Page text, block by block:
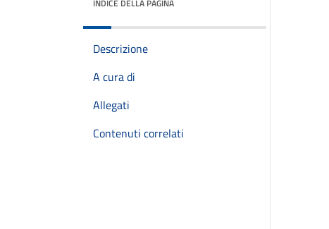
INDICE DELLA PAGINA
Descrizione
A cura di
Allegati
Contenuti correlati